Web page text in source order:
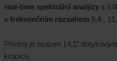
real-time spektrální analýzy s
s frekvenčním rozsahem 8,4 ,
Přístroj je osazen 14,1”
krocích.